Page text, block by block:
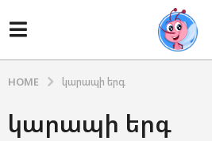
HOME կարապի երգ
կարապի երգ